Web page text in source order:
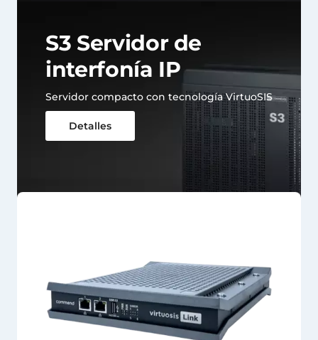
S3 Servidor de
interfonía IP
Servidor compacto con tecnología VirtuoSIS
Detalles